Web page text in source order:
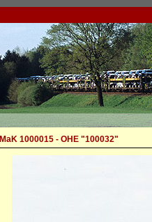
MaK 1000015 - OHE "100032"